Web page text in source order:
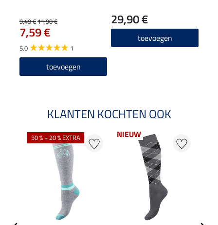
9,49 €11,90 €
7,59 €
5.0 1
toevoegen
29,90 €
toevoegen
KLANTEN KOCHTEN OOK
50 % + 20 % EXTRA NIEUW